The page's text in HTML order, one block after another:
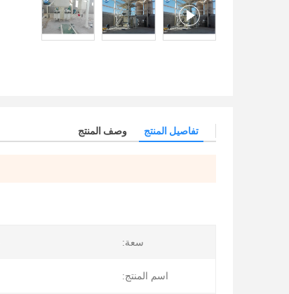
تفاصيل المنتج وصف المنتج
سعة:
اسم المنتج: